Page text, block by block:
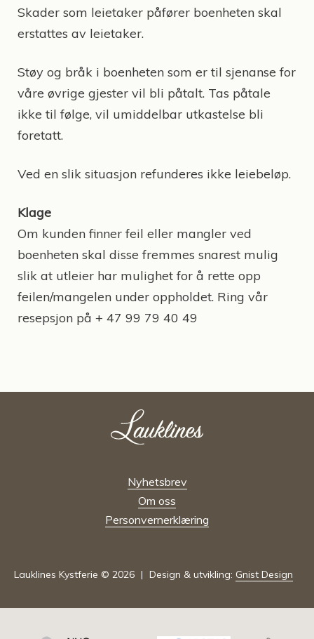
Skader som leietaker påfører boenheten skal
erstattes av leietaker.
Støy og bråk i boenheten som er til sjenanse for
våre øvrige gjester vil bli påtalt. Tas påtale
ikke til følge, vil umiddelbar utkastelse bli
foretatt.
Ved en slik situasjon refunderes ikke leiebeløp.
Klage
Om kunden finner feil eller mangler ved
boenheten skal disse fremmes snarest mulig
slik at utleier har mulighet for å rette opp
feilen/mangelen under oppholdet. Ring vår
resepsjon på + 47 99 79 40 49
Nyhetsbrev
Om oss
Personvernerklæring
Lauklines Kystferie © 2026 Design & utvikling: Gnist Design